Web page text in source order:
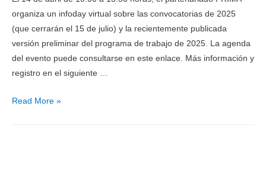
organiza un infoday virtual sobre las convocatorias de 2025
(que cerrarán el 15 de julio) y la recientemente publicada
versión preliminar del programa de trabajo de 2025. La agenda
del evento puede consultarse en este enlace. Más información y
registro en el siguiente …
Read More »